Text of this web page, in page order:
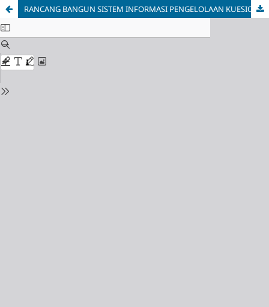
RANCANG BANGUN SISTEM INFORMASI PENGELOLAAN KUESIONER (SIPKU) BERBASIS WEB DI DINAS KESEHATAN KOTA SEMARANG